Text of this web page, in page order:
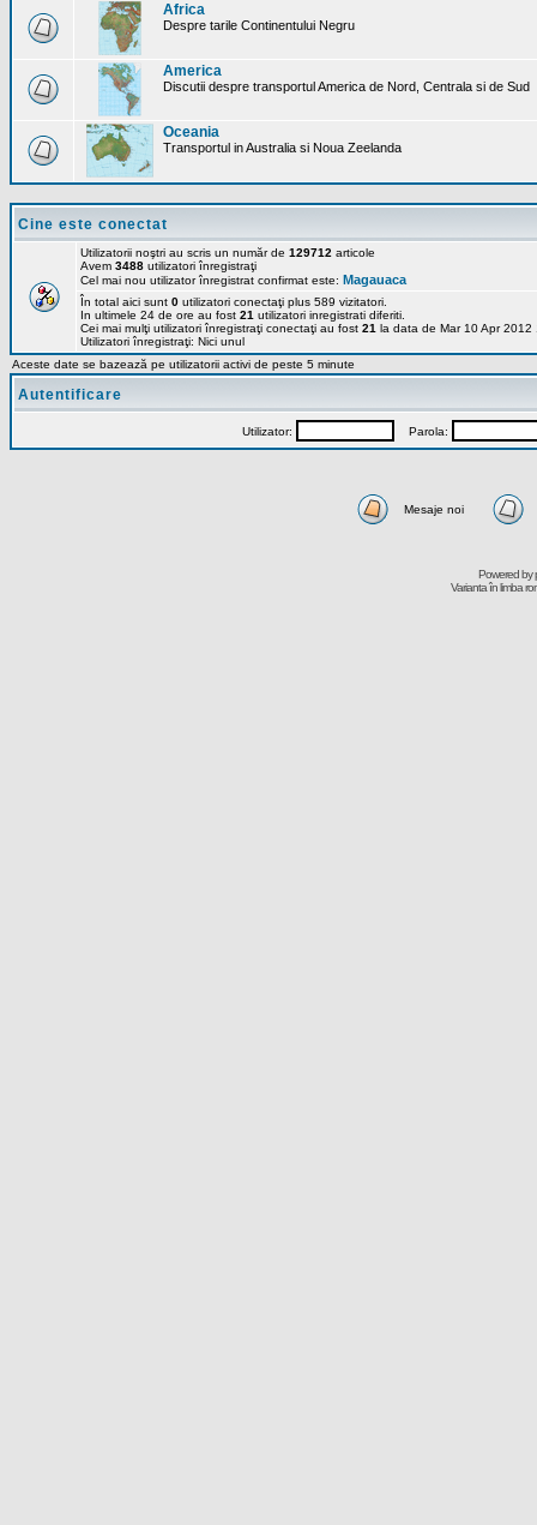
Africa
Despre tarile Continentului Negru
America
Discutii despre transportul America de Nord, Centrala si de Sud
Oceania
Transportul in Australia si Noua Zeelanda
Cine este conectat
Utilizatorii noştri au scris un număr de 129712 articole
Avem 3488 utilizatori înregistraţi
Cel mai nou utilizator înregistrat confirmat este: Magauaca
În total aici sunt 0 utilizatori conectaţi plus 589 vizitatori.
In ultimele 24 de ore au fost 21 utilizatori inregistrati diferiti.
Cei mai mulţi utilizatori înregistraţi conectaţi au fost 21 la data de Mar 10 Apr 2012
Utilizatori înregistraţi: Nici unul
Aceste date se bazează pe utilizatorii activi de peste 5 minute
Autentificare
Utilizator: Parola:
Mesaje noi
Powered by
Varianta în limba